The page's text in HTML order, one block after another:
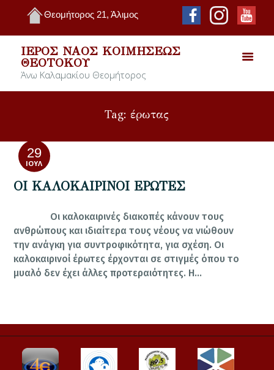
Θεομήτορος 21, Άλιμος
ΙΕΡΌΣ ΝΑΌΣ ΚΟΙΜΉΣΕΩΣ
ΘΕΟΤΌΚΟΥ
Άνω Καλαμακίου Θεομήτορος
Tag: έρωτας
29
ΙΟΎΛ
ΟΙ ΚΑΛΟΚΑΙΡΙΝΟΙ ΕΡΩΤΕΣ
Οι καλοκαιρινές διακοπές κάνουν τους
ανθρώπους και ιδιαίτερα τους νέους να νιώθουν
την ανάγκη για συντροφικότητα, για σχέση. Οι
καλοκαιρινοί έρωτες έρχονται σε στιγμές όπου το
μυαλό δεν έχει άλλες προτεραιότητες. Η…